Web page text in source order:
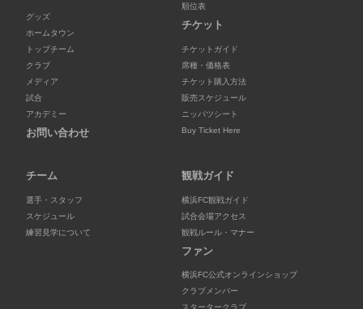
グッズ
ホームタウン
トップチーム
クラブ
メディア
試合
アカデミー
お問い合わせ
順位表
チケット
チケットガイド
席種・価格表
チケット購入方法
販売スケジュール
ニッパツシート
Buy Ticket Here
チーム
選手・スタッフ
スケジュール
練習見学について
観戦ガイド
横浜FC観戦ガイド
試合会場アクセス
観戦ルール・マナー
ファン
横浜FC公式オンラインショップ
クラブメンバー
スタータークラブ